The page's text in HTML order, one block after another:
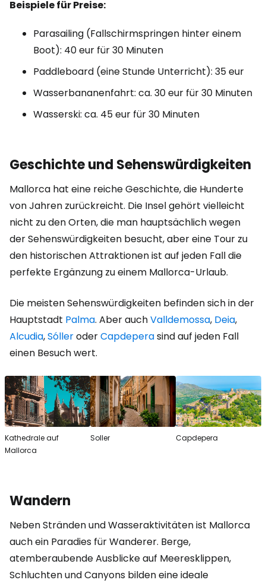
Beispiele für Preise:
Parasailing (Fallschirmspringen hinter einem
Boot): 40 eur für 30 Minuten
Paddleboard (eine Stunde Unterricht): 35 eur
Wasserbananenfahrt: ca. 30 eur für 30 Minuten
Wasserski: ca. 45 eur für 30 Minuten
Geschichte und Sehenswürdigkeiten
Mallorca hat eine reiche Geschichte, die Hunderte
von Jahren zurückreicht. Die Insel gehört vielleicht
nicht zu den Orten, die man hauptsächlich wegen
der Sehenswürdigkeiten besucht, aber eine Tour zu
den historischen Attraktionen ist auf jeden Fall die
perfekte Ergänzung zu einem Mallorca-Urlaub.
Die meisten Sehenswürdigkeiten befinden sich in der
Hauptstadt Palma. Aber auchValldemossa, Deia,
Alcudia,SólleroderCapdeperasind auf jeden Fall
einen Besuch wert.
Kathedrale auf
Mallorca
Soller Capdepera
Wandern
Neben Stränden und Wasseraktivitäten ist Mallorca
auch ein Paradies für Wanderer. Berge,
atemberaubende Ausblicke auf Meeresklippen,
Schluchten und Canyons bilden eine ideale